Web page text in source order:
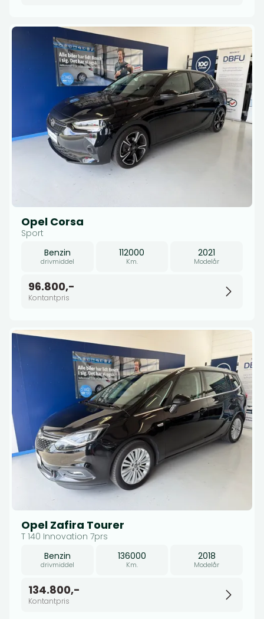
Opel Corsa
Sport
Benzin
drivmiddel
112000
Km.
2021
Modelår
96.800,-
Kontantpris
Opel Zafira Tourer
T 140 Innovation 7prs
Benzin
drivmiddel
136000
Km.
2018
Modelår
134.800,-
Kontantpris